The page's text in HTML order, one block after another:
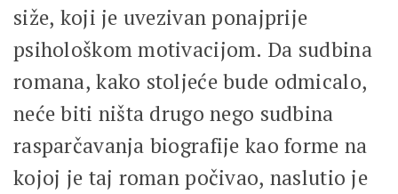
siže, koji je uvezivan ponajprije
psihološkom motivacijom. Da sudbina
romana, kako stoljeće bude odmicalo,
neće biti ništa drugo nego sudbina
rasparčavanja biografije kao forme na
kojoj je taj roman počivao, naslutio je